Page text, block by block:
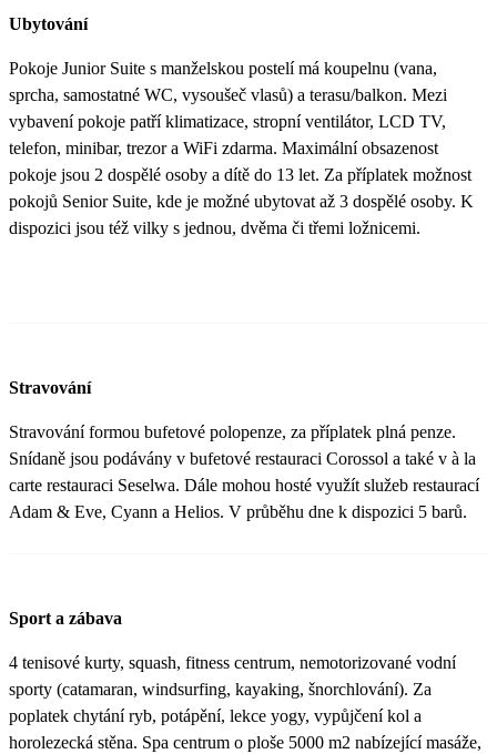
Ubytování
Pokoje Junior Suite s manželskou postelí má koupelnu (vana,
sprcha, samostatné WC, vysoušeč vlasů) a terasu/balkon. Mezi
vybavení pokoje patří klimatizace, stropní ventilátor, LCD TV,
telefon, minibar, trezor a WiFi zdarma. Maximální obsazenost
pokoje jsou 2 dospělé osoby a dítě do 13 let. Za příplatek možnost
pokojů Senior Suite, kde je možné ubytovat až 3 dospělé osoby. K
dispozici jsou též vilky s jednou, dvěma či třemi ložnicemi.
Stravování
Stravování formou bufetové polopenze, za příplatek plná penze.
Snídaně jsou podávány v bufetové restauraci Corossol a také v à la
carte restauraci Seselwa. Dále mohou hosté využít služeb restaurací
Adam & Eve, Cyann a Helios. V průběhu dne k dispozici 5 barů.
Sport a zábava
4 tenisové kurty, squash, fitness centrum, nemotorizované vodní
sporty (catamaran, windsurfing, kayaking, šnorchlování). Za
poplatek chytání ryb, potápění, lekce yogy, vypůjčení kol a
horolezecká stěna. Spa centrum o ploše 5000 m2 nabízející masáže,